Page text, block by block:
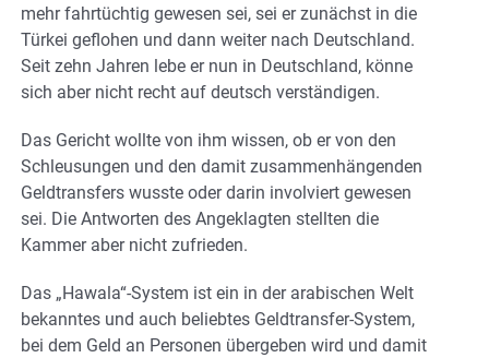
mehr fahrtüchtig gewesen sei, sei er zunächst in die
Türkei geflohen und dann weiter nach Deutschland.
Seit zehn Jahren lebe er nun in Deutschland, könne
sich aber nicht recht auf deutsch verständigen.
Das Gericht wollte von ihm wissen, ob er von den
Schleusungen und den damit zusammenhängenden
Geldtransfers wusste oder darin involviert gewesen
sei. Die Antworten des Angeklagten stellten die
Kammer aber nicht zufrieden.
Das „Hawala“-System ist ein in der arabischen Welt
bekanntes und auch beliebtes Geldtransfer-System,
bei dem Geld an Personen übergeben wird und damit